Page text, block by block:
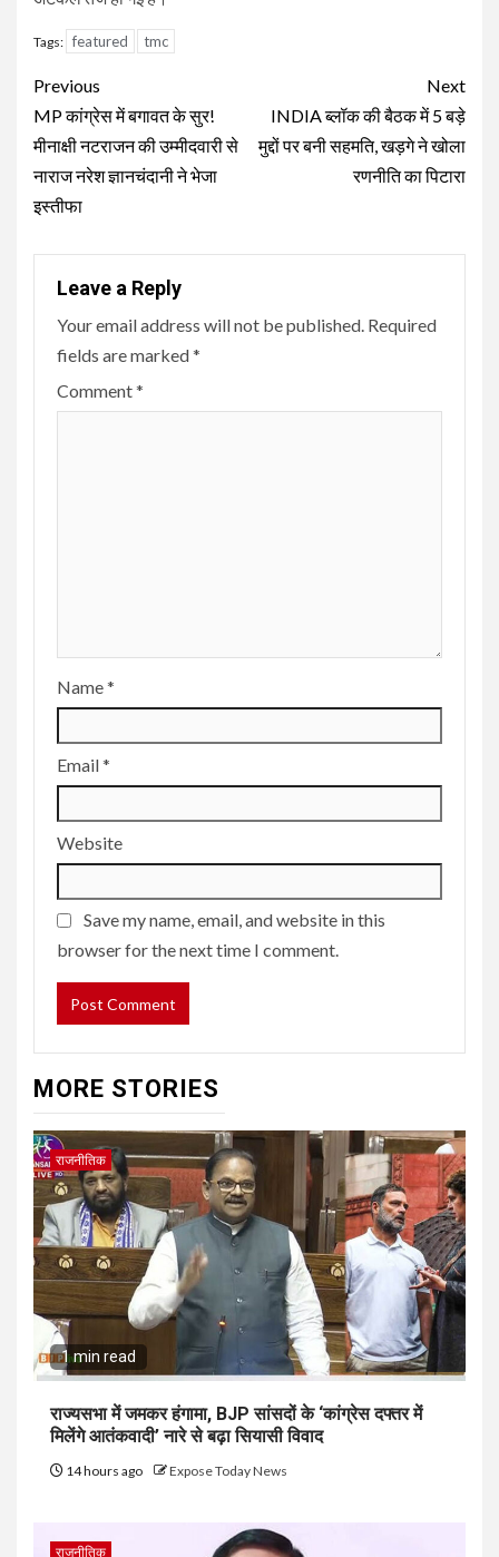
Tags: featured tmc
Continue
Reading
Previous
MP कांग्रेस में बगावत के सुर!
मीनाक्षी नटराजन की उम्मीदवारी से
नाराज नरेश ज्ञानचंदानी ने भेजा
इस्तीफा
Next
INDIA ब्लॉक की बैठक में 5 बड़े
मुद्दों पर बनी सहमति, खड़गे ने खोला
रणनीति का पिटारा
Leave a Reply
Your email address will not be published. Required
fields are marked*
Comment*
Name*
Email*
Website
Save my name, email, and website in this
browser for the next time I comment.
MORE STORIES
राजनीतिक
1 min read
राज्यसभा में जमकर हंगामा, BJP सांसदों के ‘कांग्रेस दफ्तर में
मिलेंगे आतंकवादी’ नारे से बढ़ा सियासी विवाद
14 hours ago Expose Today News
राजनीतिक